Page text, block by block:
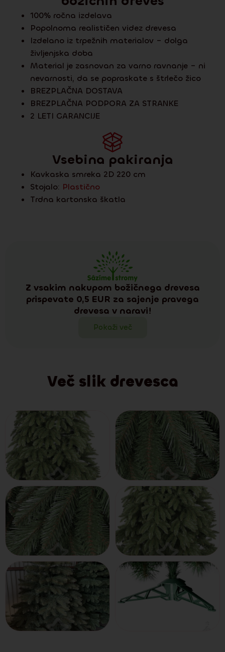
100% ročna izdelava
Popolnoma realističen videz drevesa
Izdelano iz trpežnih materialov – dolga
življenjska doba
Material je zasnovan za varno ravnanje – ni
nevarnosti, da se popraskate s štrlečo žico
BREZPLAČNA DOSTAVA
BREZPLAČNA PODPORA ZA STRANKE
2 LETI GARANCIJE
Vsebina pakiranja
Kavkaska smreka 2D 220 cm
Stojalo: Plastično
Trdna kartonska škatla
Z vsakim nakupom božičnega drevesa
prispevate 0,5 EUR za sajenje pravega
drevesa v naravi!
Pokaži več
Več slik drevesca